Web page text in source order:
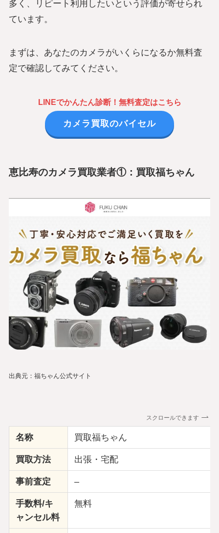
多く、リピート利用したいという評価が寄せられ
ています。
まずは、あなたのカメラがいくらになるか無料査
定で確認してみてください。
LINEでかんたん診断！無料査定はこちら
カメラ買取のバイセル
恵比寿のカメラ買取業者①：買取福ちゃん
出典元：福ちゃん公式サイト
スクロールできます
名称 買取福ちゃん
買取方法 出張・宅配
事前査定 –
手数料/キ
ャンセル料
無料